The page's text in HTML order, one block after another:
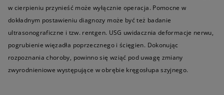
w cierpieniu przynieść może wyłącznie operacja. Pomocne w
dokładnym postawieniu diagnozy może być też badanie
ultrasonograficzne i tzw. rentgen. USG uwidacznia deformacje nerwu,
pogrubienie więzadła poprzecznego i ścięgien. Dokonując
rozpoznania choroby, powinno się wziąć pod uwagę zmiany
zwyrodnieniowe występujące w obrębie kręgosłupa szyjnego.